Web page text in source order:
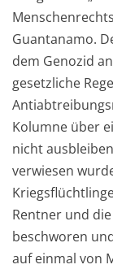
Guantanamo.
dem Genozid
gesetzliche
Kolumne über
nicht
verwiesen
Rentner und
beschworen
auf einmal von